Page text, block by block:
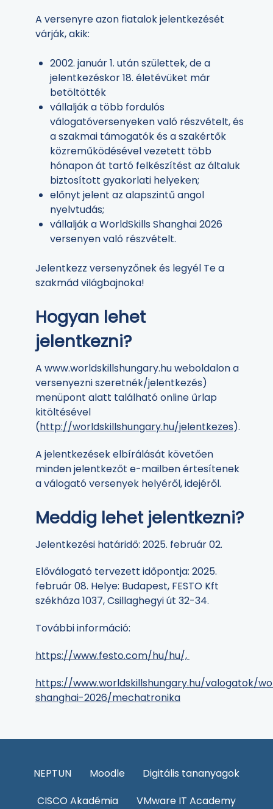
A versenyre azon fiatalok jelentkezését
várják, akik:
2002. január 1. után születtek, de a
jelentkezéskor 18. életévüket már
betöltötték
vállalják a több fordulós
válogatóversenyeken való részvételt, és
a szakmai támogatók és a szakértők
közreműködésével vezetett több
hónapon át tartó felkészítést az általuk
biztosított gyakorlati helyeken;
előnyt jelent az alapszintű angol
nyelvtudás;
vállalják a WorldSkills Shanghai 2026
versenyen való részvételt.
Jelentkezz versenyzőnek és legyél Te a
szakmád világbajnoka!
Hogyan lehet
jelentkezni?
A www.worldskillshungary.hu weboldalon a
versenyezni szeretnék/jelentkezés)
menüpont alatt található online űrlap
kitöltésével
(http://worldskillshungary.hu/jelentkezes).
A jelentkezések elbírálását követően
minden jelentkezőt e-mailben értesítenek
a válogató versenyek helyéről, idejéről.
Meddig lehet jelentkezni?
Jelentkezési határidő: 2025. február 02.
Előválogató tervezett időpontja: 2025.
február 08. Helye: Budapest, FESTO Kft
székháza 1037, Csillaghegyi út 32-34.
További információ:
https://www.festo.com/hu/hu/,
https://www.worldskillshungary.hu/valogatok/
shanghai-2026/mechatronika
NEPTUN Moodle
Digitális tananyagok
CISCO Akadémia
VMware IT Academy